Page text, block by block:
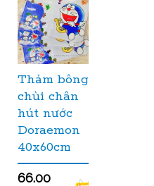
Thảm bông
chùi chân
hút nước
Doraemon
40x60cm
66.00